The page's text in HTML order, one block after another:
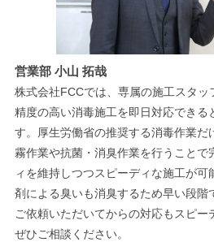
営業部 小山 拓哉
株式会社FCCでは、専属の施工スタッ
精度の高い消毒施工を即日対応できる
す。厚生労働省の推奨する消毒作業だ
霧作業や抗菌・消臭作業を行うことで
ィを維持しつつスピーディな施工が
剤による臭いも消臭するため早い段階
ご依頼いただいてからの対応もスピ
ぜひご相談ください。